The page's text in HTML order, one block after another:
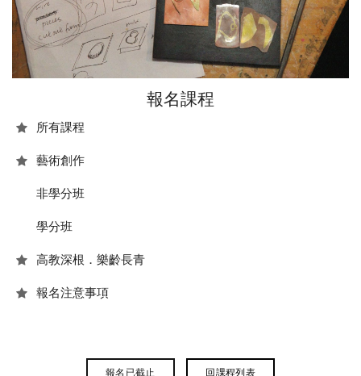
報名課程
所有課程
藝術創作
非學分班
學分班
高教深根．樂齡長青
報名注意事項
報名已截止 回課程列表